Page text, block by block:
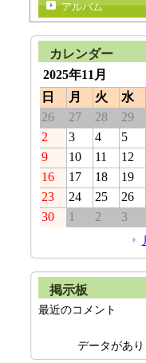
アルバム
カレンダー
2025年11月
日
月 火 水
26
27 28 29
2
3 4 5
9
10 11 12
16
17 18 19
23
24 25 26
30
1 2 3
掲示板
最近のコメント
データがあり